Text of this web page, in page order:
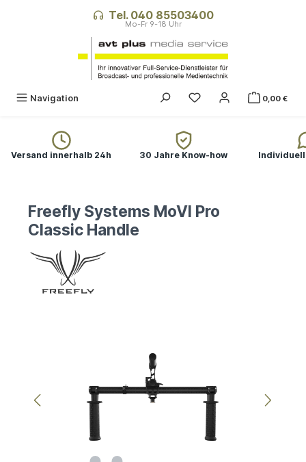
Tel. 040 85503400
Navigation 0,00 €
Versand innerhalb 24h 30 Jahre Know-how
Freefly Systems MoVI Pro
Classic Handle